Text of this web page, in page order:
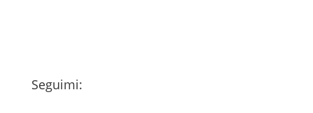
Seguimi: